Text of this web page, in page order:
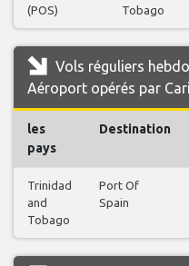
(POS)
Tobago
Vols réguliers
Aéroport opérés par
les
pays
Destination
Trinidad
and
Tobago
Port Of
Spain